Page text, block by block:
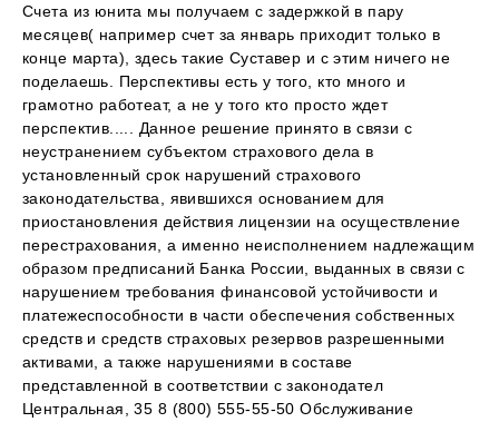
Счета из юнита мы получаем с задержкой в пару
месяцев( например счет за январь приходит только в
конце марта), здесь такие Суставер и с этим ничего не
поделаешь. Перспективы есть у того, кто много и
грамотно работеат, а не у того кто просто ждет
перспектив..... Данное решение принято в связи с
неустранением субъектом страхового дела в
установленный срок нарушений страхового
законодательства, явившихся основанием для
приостановления действия лицензии на осуществление
перестрахования, а именно неисполнением надлежащим
образом предписаний Банка России, выданных в связи с
нарушением требования финансовой устойчивости и
платежеспособности в части обеспечения собственных
средств и средств страховых резервов разрешенными
активами, а также нарушениями в составе
представленной в соответствии с законодател
Центральная, 35 8 (800) 555-55-50 Обслуживание